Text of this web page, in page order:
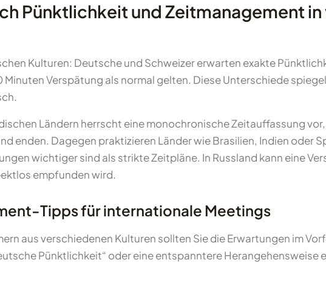
Pünktlichkeit und Zeitmanagement
Kulturen: Deutsche und Schweizer erwarten exakte
Minuten Verspätung als normal gelten. Diese Unterschiede
Ländern herrscht eine monochronische Zeitauffassung
enden. Dagegen praktizieren Länder wie Brasilien, Indien oder
wichtiger sind als strikte Zeitpläne. In Russland kann eine
empfunden wird.
Tipps für internationale Meetings
aus verschiedenen Kulturen sollten Sie die Erwartungen im
Pünktlichkeit“ oder eine entspanntere Herangehensweise